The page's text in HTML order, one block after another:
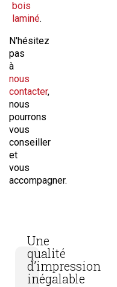
bois
laminé.
N'hésitez
pas
à
nous
contacter,
nous
pourrons
vous
conseiller
et
vous
accompagner.
Une
qualité
d’impression
inégalable